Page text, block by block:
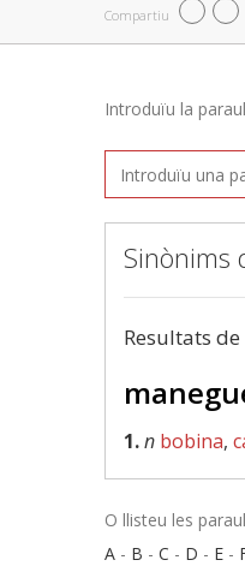
Compartiu
Introduïu la
Sinònims
Resultats
1.n bobina,
O llisteu les
A - B - C - D - E -